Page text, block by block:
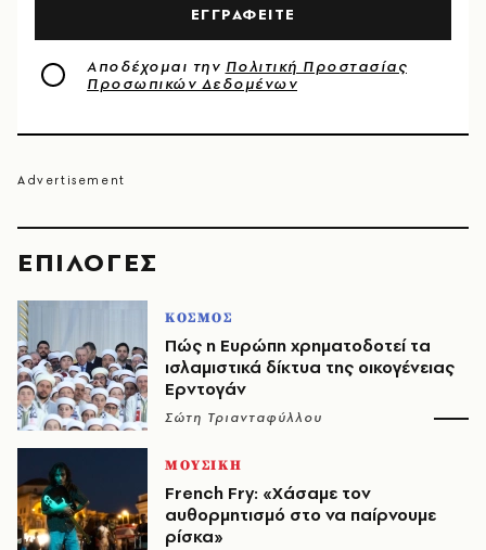
EΠΙΛΟΓΈΣ
ΚΟΣΜΟΣ
Πώς η Ευρώπη χρηματοδοτεί τα
ισλαμιστικά δίκτυα της οικογένειας
Ερντογάν
Σώτη Τριανταφύλλου
ΜΟΥΣΙΚΗ
French Fry: «Χάσαμε τον
αυθορμητισμό στο να παίρνουμε
ρίσκα»
ΕΓΓΡΑΦΕΙΤΕ
Αποδέχομαι την Πολιτική Προστασίας
Προσωπικών Δεδομένων